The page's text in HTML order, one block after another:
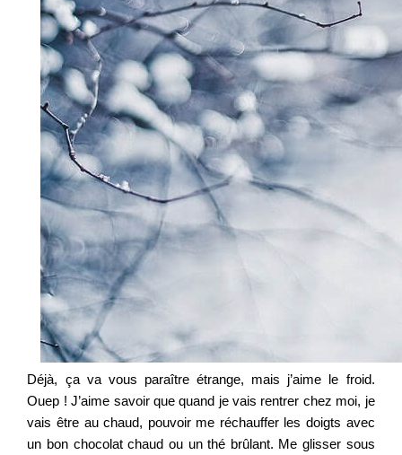
Déjà, ça va vous paraître étrange, mais j’aime le froid.
Ouep ! J’aime savoir que quand je vais rentrer chez moi, je
vais être au chaud, pouvoir me réchauffer les doigts avec
un bon chocolat chaud ou un thé brûlant. Me glisser sous